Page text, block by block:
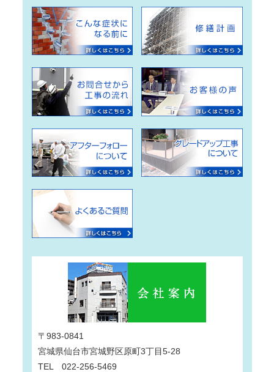
〒983-0841
宮城県仙台市宮城野区原町3丁目5-28
TEL 022-256-5469